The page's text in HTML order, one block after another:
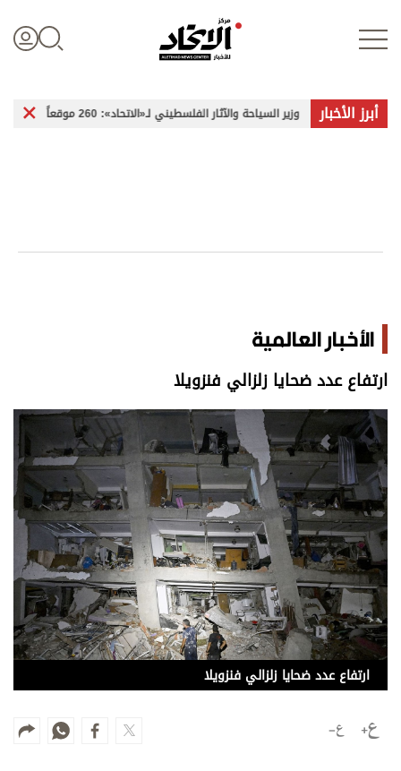
علوم الدار
اقتصاد
الترفيه
التعليم والمعرفة
الذكاء الاصطناعي
تغطيات
فيديو
بودكاست
إنفوجراف
قصة صورة
أبرز الأخبار
وزير السياحة والآثار الفلسطيني لـ«الاتحاد»: 260 موقعاً أثرياً في غزة تعرضت للضرر
الأخبار العالمية
ارتفاع عدد ضحايا زلزالي فنزويلا
ارتفاع عدد ضحايا زلزالي فنزويلا